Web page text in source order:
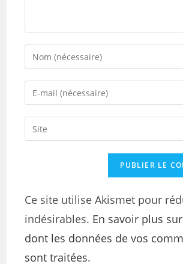
Ce site utilise Akismet pour
indésirables. En savoir plus
dont les données de vos
sont traitées.